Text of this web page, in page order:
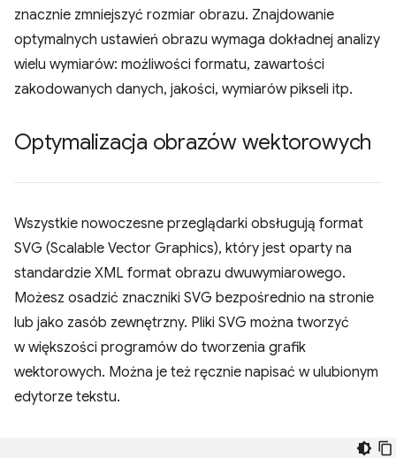
znacznie zmniejszyć rozmiar obrazu. Znajdowanie
optymalnych ustawień obrazu wymaga dokładnej analizy
wielu wymiarów: możliwości formatu, zawartości
zakodowanych danych, jakości, wymiarów pikseli itp.
Optymalizacja obrazów wektorowych
Wszystkie nowoczesne przeglądarki obsługują format
SVG (Scalable Vector Graphics), który jest oparty na
standardzie XML format obrazu dwuwymiarowego.
Możesz osadzić znaczniki SVG bezpośrednio na stronie
lub jako zasób zewnętrzny. Pliki SVG można tworzyć
w większości programów do tworzenia grafik
wektorowych. Można je też ręcznie napisać w ulubionym
edytorze tekstu.